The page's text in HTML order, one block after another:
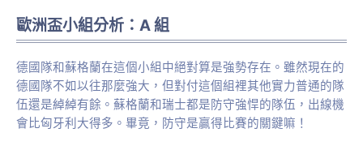
歐洲盃小組分析：A 組
德國隊和蘇格蘭在這個小組中絕對算是強勢存在。雖然現在的
德國隊不如以往那麼強大，但對付這個組裡其他實力普通的隊
伍還是綽綽有餘。蘇格蘭和瑞士都是防守強悍的隊伍，出線機
會比匈牙利大得多。畢竟，防守是贏得比賽的關鍵嘛！